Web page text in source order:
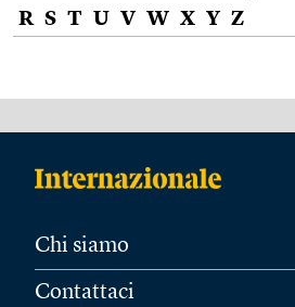
R S T U V W X Y Z
Chi siamo
Contattaci